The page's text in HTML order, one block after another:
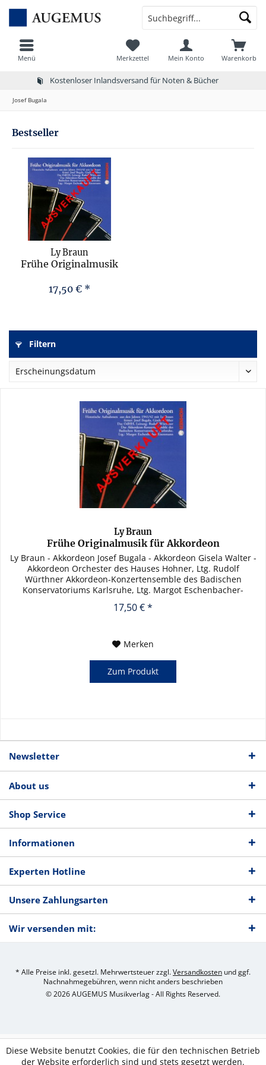
Kostenloser Inlandsversand für Noten & Bücher
Menü Warenkorb
Merkzettel Mein Konto
Josef Bugala
Bestseller
Ly Braun
Frühe Originalmusik
17,50 € *
Filtern
Ly Braun
Frühe Originalmusik für Akkordeon
Ly Braun - Akkordeon Josef Bugala - Akkordeon Gisela Walter -
Akkordeon Orchester des Hauses Hohner, Ltg. Rudolf
Würthner Akkordeon-Konzertensemble des Badischen
Konservatoriums Karlsruhe, Ltg. Margot Eschenbacher-
17,50 € *
Merken
Zum Produkt
Newsletter
About us
Shop Service
Informationen
Experten Hotline
Unsere Zahlungsarten
Wir versenden mit:
* Alle Preise inkl. gesetzl. Mehrwertsteuer zzgl.Versandkosten und ggf.
Nachnahmegebühren, wenn nicht anders beschrieben
© 2026 AUGEMUS Musikverlag - All Rights Reserved.
Diese Website benutzt Cookies, die für den technischen Betrieb
der Website erforderlich sind und stets gesetzt werden.